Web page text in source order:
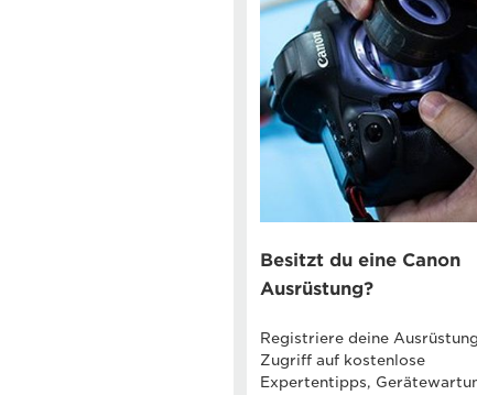
Besitzt du eine Canon
Ausrüstung?
Registriere deine
Zugriff auf kostenlose
Expertentipps,